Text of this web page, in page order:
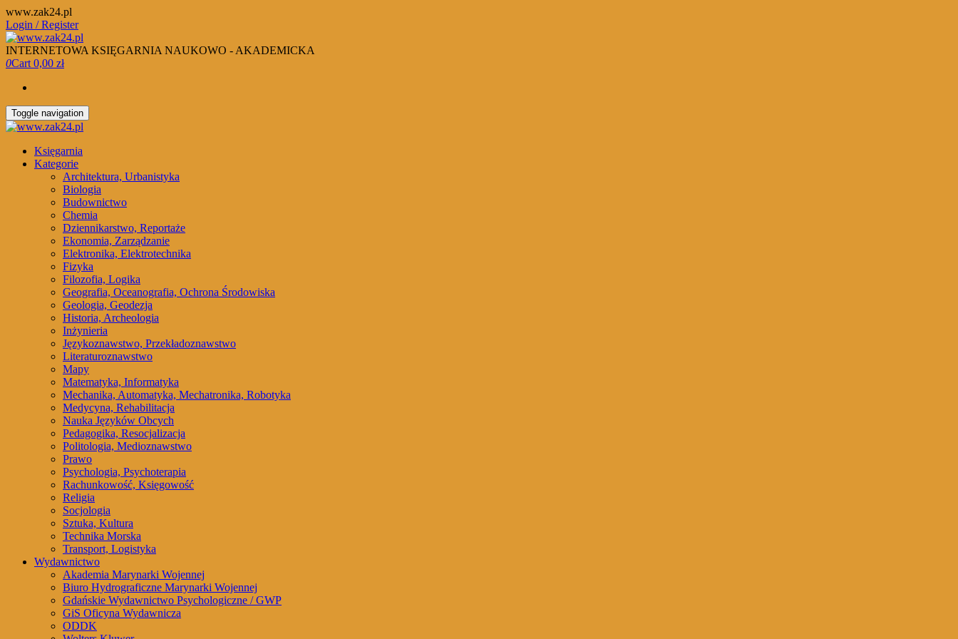
Skip
to
the
content
www.zak24.pl
Login / Register
INTERNETOWA KSIĘGARNIA NAUKOWO - AKADEMICKA
0Cart 0,00 zł
Toggle navigation
Księgarnia
Kategorie
Architektura, Urbanistyka
Biologia
Budownictwo
Chemia
Dziennikarstwo, Reportaże
Ekonomia, Zarządzanie
Elektronika, Elektrotechnika
Fizyka
Filozofia, Logika
Geografia, Oceanografia, Ochrona Środowiska
Geologia, Geodezja
Historia, Archeologia
Inżynieria
Językoznawstwo, Przekładoznawstwo
Literaturoznawstwo
Mapy
Matematyka, Informatyka
Mechanika, Automatyka, Mechatronika, Robotyka
Medycyna, Rehabilitacja
Nauka Języków Obcych
Pedagogika, Resocjalizacja
Politologia, Medioznawstwo
Prawo
Psychologia, Psychoterapia
Rachunkowość, Księgowość
Religia
Socjologia
Sztuka, Kultura
Technika Morska
Transport, Logistyka
Wydawnictwo
Akademia Marynarki Wojennej
Biuro Hydrograficzne Marynarki Wojennej
Gdańskie Wydawnictwo Psychologiczne / GWP
GiS Oficyna Wydawnicza
ODDK